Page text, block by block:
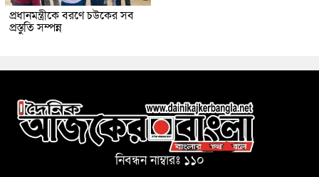
প্রধানমন্ত্রীকে বরণে চউকের সব
প্রস্তুতি সম্পন্ন
নিবন্ধন নাম্বারঃ ১১০